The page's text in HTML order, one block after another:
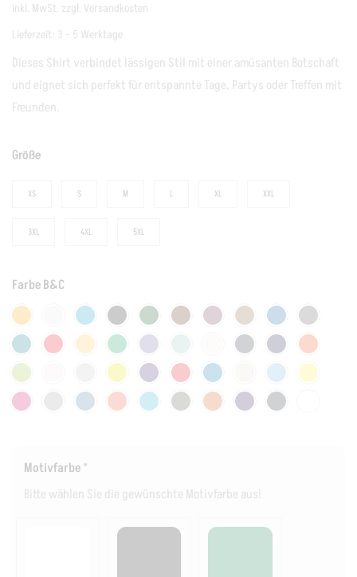
inkl. MwSt. zzgl. Versandkosten
Lieferzeit: 3 - 5 Werktage
Dieses Shirt verbindet lässigen Stil mit einer amüsanten Botschaft
und eignet sich perfekt für entspannte Tage, Partys oder Treffen mit
Freunden.
Größe
XS S M L XL XXL
3XL 4XL 5XL
Farbe B&C
Motivfarbe*
Bitte wählen Sie die gewünschte Motivfarbe aus!